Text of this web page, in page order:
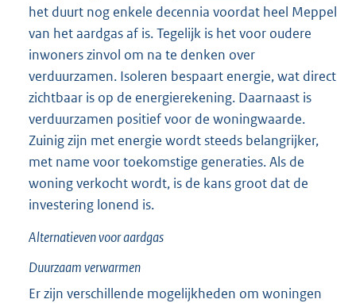
het duurt nog enkele decennia voordat heel Meppel
van het aardgas af is. Tegelijk is het voor oudere
inwoners zinvol om na te denken over
verduurzamen. Isoleren bespaart energie, wat direct
zichtbaar is op de energierekening. Daarnaast is
verduurzamen positief voor de woningwaarde.
Zuinig zijn met energie wordt steeds belangrijker,
met name voor toekomstige generaties. Als de
woning verkocht wordt, is de kans groot dat de
investering lonend is.
Alternatieven voor aardgas
Duurzaam verwarmen
Er zijn verschillende mogelijkheden om woningen